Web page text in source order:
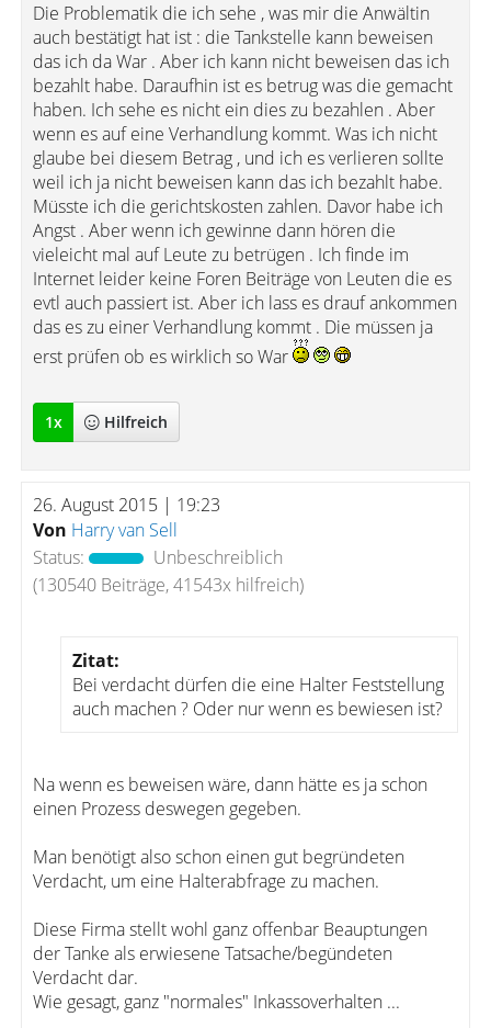
Die Problematik die ich sehe , was mir die Anwältin
auch bestätigt hat ist : die Tankstelle kann beweisen
das ich da War . Aber ich kann nicht beweisen das ich
bezahlt habe. Daraufhin ist es betrug was die gemacht
haben. Ich sehe es nicht ein dies zu bezahlen . Aber
wenn es auf eine Verhandlung kommt. Was ich nicht
glaube bei diesem Betrag , und ich es verlieren sollte
weil ich ja nicht beweisen kann das ich bezahlt habe.
Müsste ich die gerichtskosten zahlen. Davor habe ich
Angst . Aber wenn ich gewinne dann hören die
vieleicht mal auf Leute zu betrügen . Ich finde im
Internet leider keine Foren Beiträge von Leuten die es
evtl auch passiert ist. Aber ich lass es drauf ankommen
das es zu einer Verhandlung kommt . Die müssen ja
erst prüfen ob es wirklich so War
1x Hilfreich
26. August 2015 | 19:23
Von Harry van Sell
Status:
Unbeschreiblich
(130540 Beiträge, 41543x hilfreich)
Zitat:
Bei verdacht dürfen die eine Halter Feststellung
auch machen ? Oder nur wenn es bewiesen ist?
Na wenn es beweisen wäre, dann hätte es ja schon
einen Prozess deswegen gegeben.
Man benötigt also schon einen gut begründeten
Verdacht, um eine Halterabfrage zu machen.
Diese Firma stellt wohl ganz offenbar Beauptungen
der Tanke als erwiesene Tatsache/begündeten
Verdacht dar.
Wie gesagt, ganz "normales" Inkassoverhalten ...